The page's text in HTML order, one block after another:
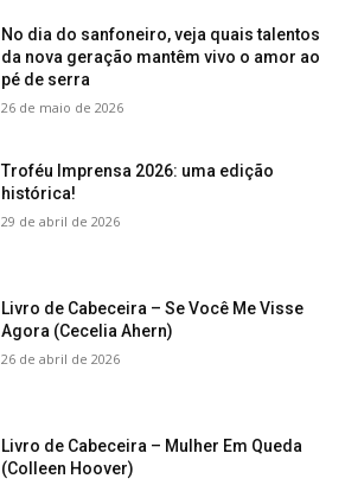
No dia do sanfoneiro, veja quais talentos
da nova geração mantêm vivo o amor ao
pé de serra
26 de maio de 2026
Troféu Imprensa 2026: uma edição
histórica!
29 de abril de 2026
Livro de Cabeceira – Se Você Me Visse
Agora (Cecelia Ahern)
26 de abril de 2026
Livro de Cabeceira – Mulher Em Queda
(Colleen Hoover)